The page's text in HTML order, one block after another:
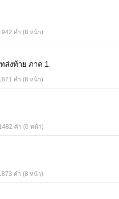
คำ (8 หน้า)
ทส่งท้าย ภาค 1
คำ (8 หน้า)
คำ (6 หน้า)
คำ (8 หน้า)